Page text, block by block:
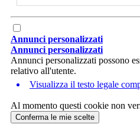
Annunci personalizzati
Annunci personalizzati
Annunci personalizzati possono
relativo all'utente.
Visualizza il testo legale
Al momento questi cookie non
Conferma le mie scelte